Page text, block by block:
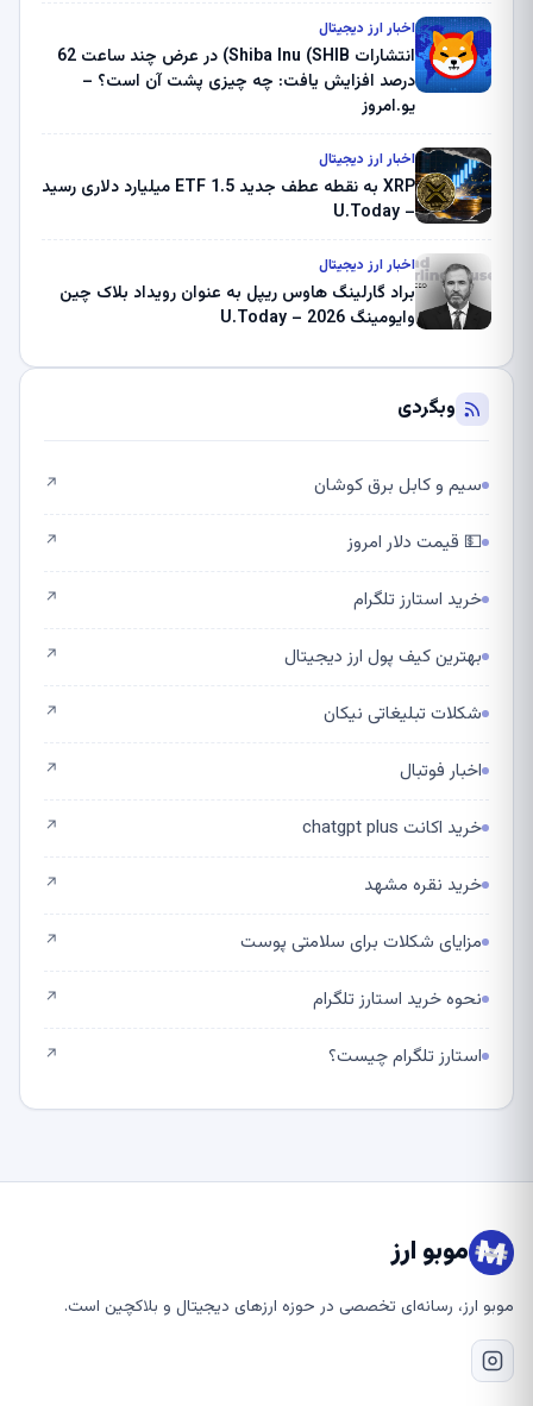
ثبت کرد – گزارش کریپتو صبح – U.Today
اخبار ارز دیجیتال
انتشارات Shiba Inu (SHIB) در عرض چند ساعت 62
درصد افزایش یافت: چه چیزی پشت آن است؟ –
یو.امروز
اخبار ارز دیجیتال
XRP به نقطه عطف جدید ETF 1.5 میلیارد دلاری رسید
– U.Today
اخبار ارز دیجیتال
براد گارلینگ هاوس ریپل به عنوان رویداد بلاک چین
وایومینگ 2026 – U.Today
وبگردی
سیم و کابل برق کوشان ↗
💵 قیمت دلار امروز ↗
خرید استارز تلگرام ↗
بهترین کیف پول ارز دیجیتال ↗
شکلات تبلیغاتی نیکان ↗
اخبار فوتبال ↗
خرید اکانت chatgpt plus ↗
خرید نقره مشهد ↗
مزایای شکلات برای سلامتی پوست ↗
نحوه خرید استارز تلگرام ↗
استارز تلگرام چیست؟ ↗
موبو ارز
موبو ارز، رسانه‌ای تخصصی در حوزه ارزهای دیجیتال و بلاکچین است.